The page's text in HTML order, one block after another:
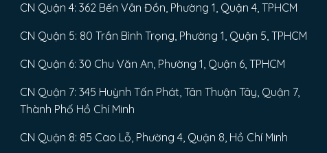
CN Quận 4: 362 Bến Vân Đồn, Phường 1, Quận 4, TPHCM
CN Quận 5: 80 Trần Bình Trọng, Phường 1, Quận 5, TPHCM
CN Quận 6: 30 Chu Văn An, Phường 1, Quận 6, TPHCM
CN Quận 7: 345 Huỳnh Tấn Phát, Tân Thuận Tây, Quận 7,
Thành Phố Hồ Chí Minh
CN Quận 8: 85 Cao Lỗ, Phường 4, Quận 8, Hồ Chí Minh